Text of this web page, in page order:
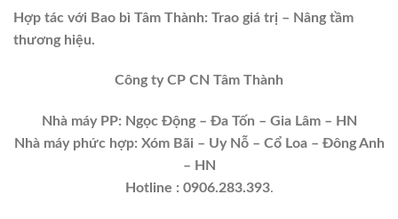
Hợp tác với Bao bì Tâm Thành: Trao giá trị – Nâng tầm
thương hiệu.
Công ty CP CN Tâm Thành
Nhà máy PP: Ngọc Động – Đa Tốn – Gia Lâm – HN
Nhà máy phức hợp: Xóm Bãi – Uy Nỗ – Cổ Loa – Đông Anh
– HN
Hotline : 0906.283.393.